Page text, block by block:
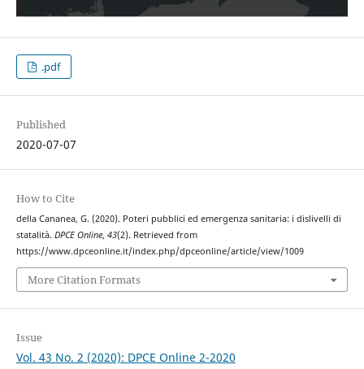
.pdf
Published
2020-07-07
How to Cite
della Cananea, G. (2020). Poteri pubblici ed emergenza sanitaria: i dislivelli di
statalità. DPCE Online, 43(2). Retrieved from
https://www.dpceonline.it/index.php/dpceonline/article/view/1009
More Citation Formats
Issue
Vol. 43 No. 2 (2020): DPCE Online 2-2020